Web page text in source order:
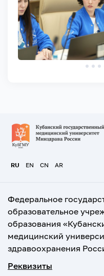
RU EN CN AR
Федеральное
образовательное
образования
медицинский
здравоохранения
Реквизиты